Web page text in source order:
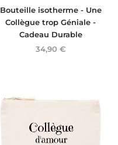
Bouteille isotherme - Une
Collègue trop Géniale -
Cadeau Durable
34,90 €